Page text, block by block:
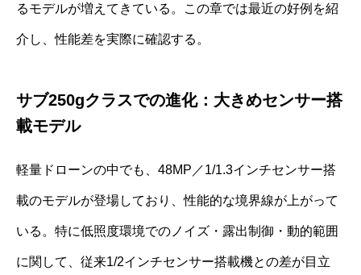
るモデルが増えてきている。この章では最近の好例を紹
介し、性能差を実際に確認する。
サブ250gクラスでの進化：大きめセンサー搭
載モデル
軽量ドローンの中でも、48MP／1/1.3インチセンサー搭
載のモデルが登場しており、性能的な境界線が上がって
いる。特に低照度環境でのノイズ・露出制御・動的範囲
に関して、従来1/2インチセンサー搭載機との差が目立